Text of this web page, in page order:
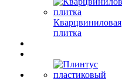
Кварцвиниловая
плитка